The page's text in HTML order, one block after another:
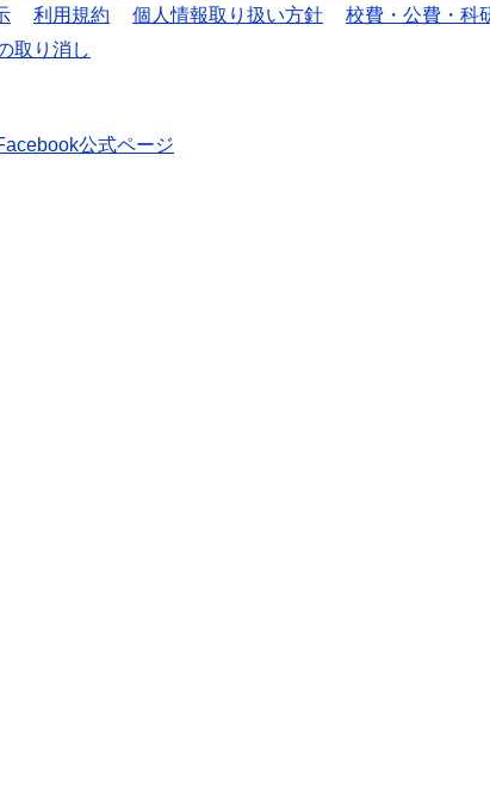
利用規約 個人情報取り扱い方針 校費・公費・科
取り消し
公式ページ